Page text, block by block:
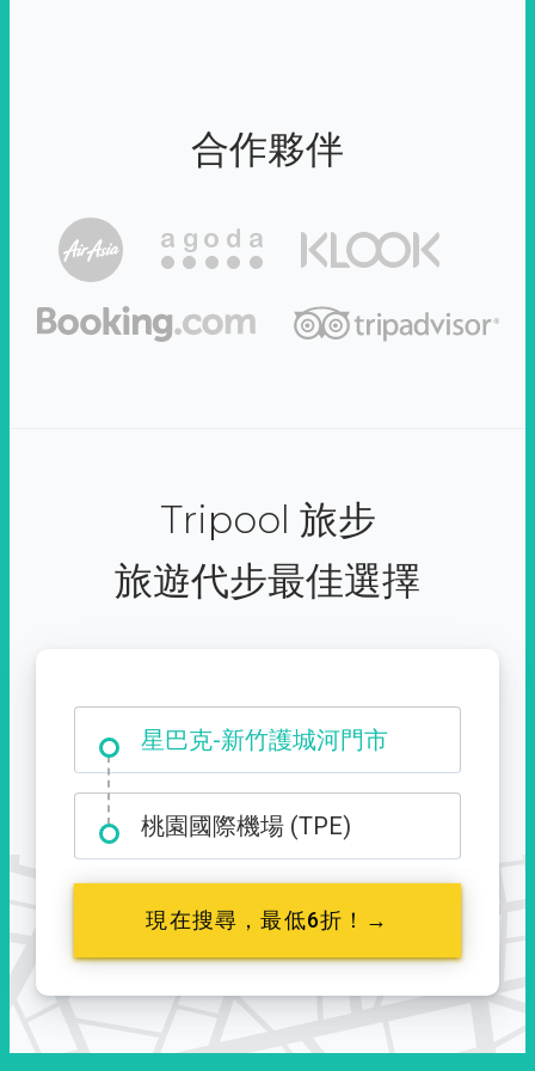
合作夥伴
Tripool 旅步
旅遊代步最佳選擇
大霸尖山登山口
桃園國際機場 (TPE)
現在搜尋，最低6折！→